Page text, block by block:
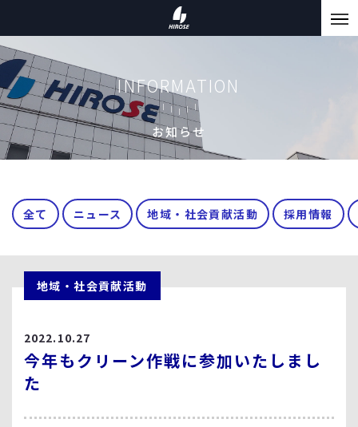
INFORMATION
お知らせ
全て ニュース 地域・社会貢献活動 採用情報
地域・社会貢献活動
2022.10.27
今年もクリーン作戦に参加いたしまし
た